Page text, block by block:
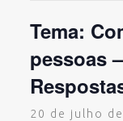
Tema:
pessoas
20 de julho